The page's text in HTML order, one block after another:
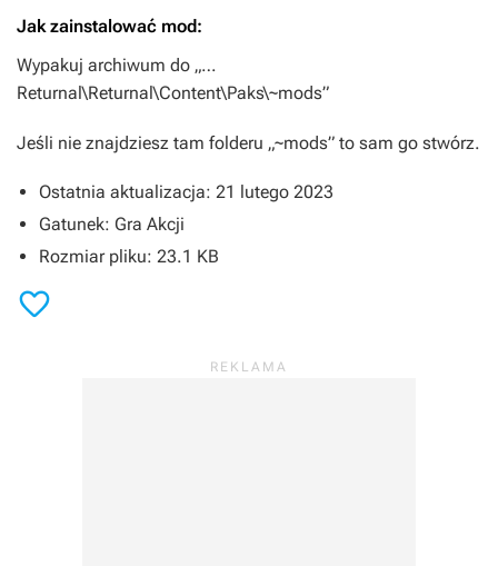
Jak zainstalować mod:
Wypakuj archiwum do „…
Returnal\Returnal\Content\Paks\~mods”
Jeśli nie znajdziesz tam folderu „~mods” to sam go stwórz.
Ostatnia aktualizacja: 21 lutego 2023
Gatunek: Gra Akcji
Rozmiar pliku: 23.1 KB
